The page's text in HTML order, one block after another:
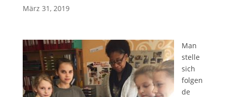
März 31, 2019
Man
stelle
sich
folgen
de